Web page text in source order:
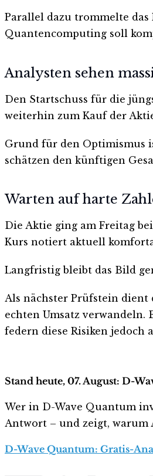
Parallel dazu trommelte
Quantencomputing soll
Analysten sehen
Den Startschuss für die
weiterhin zum Kauf der
Grund für den Optimismus
schätzen den künftigen
Warten auf harte
Die Aktie ging am Freitag
Kurs notiert aktuell
Langfristig bleibt das Bild
Als nächster Prüfstein dient
echten Umsatz
federn diese Risiken jedoch
Stand heute, 07. August: D-
Wer in D-Wave Quantum
Antwort – und zeigt, warum
D-Wave Quantum: Gratis-